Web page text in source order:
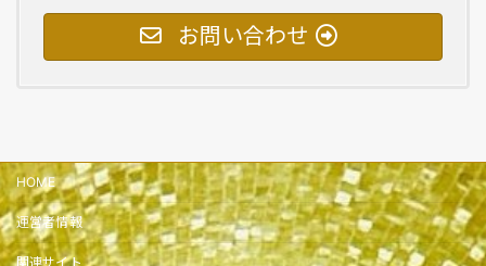
お問い合わせ
HOME
運営者情報
関連サイト